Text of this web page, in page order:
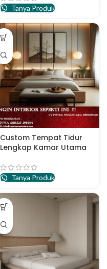
Tanya Produk
Custom Tempat Tidur
Lengkap Kamar Utama
Tanya Produk